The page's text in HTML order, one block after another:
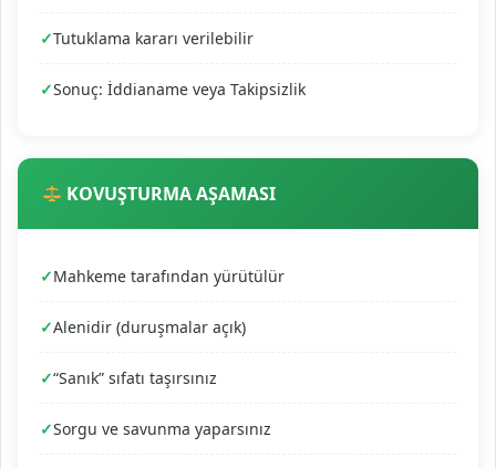
Tutuklama kararı verilebilir
Sonuç: İddianame veya Takipsizlik
KOVUŞTURMA AŞAMASI
Mahkeme tarafından yürütülür
Alenidir (duruşmalar açık)
“Sanık” sıfatı taşırsınız
Sorgu ve savunma yaparsınız